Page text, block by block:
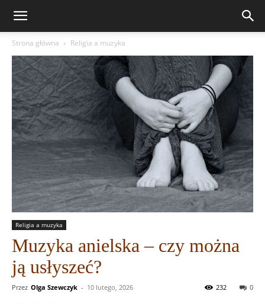
Strona główna Religia a muzyka
Religia a muzyka
Muzyka anielska – czy można
ją usłyszeć?
Przez Olga Szewczyk - 10 lutego, 2026 0
232